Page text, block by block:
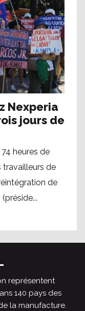
Nexperia
jours de
heures de
travailleurs de
de
représentent
140 pays des
la manufacture.